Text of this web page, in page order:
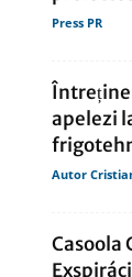
Press PR
apelezi
Autor
Casoola